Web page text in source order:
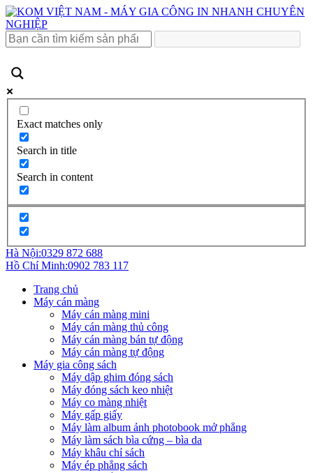
Exact matches only
Search in title
Search in content
Hà Nội:0329 872 688
Hồ Chí Minh:0902 783 117
Trang chủ
Máy cán màng
Máy cán màng mini
Máy cán màng thủ công
Máy cán màng bán tự động
Máy cán màng tự động
Máy gia công sách
Máy dập ghim đóng sách
Máy đóng sách keo nhiệt
Máy co màng nhiệt
Máy gấp giấy
Máy làm album ảnh photobook mở phẳng
Máy làm sách bìa cứng – bìa da
Máy khâu chỉ sách
Máy ép phẳng sách